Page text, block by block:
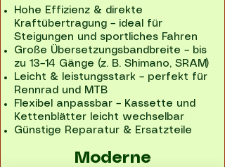
Hohe Effizienz & direkte
Kraftübertragung – ideal für
Steigungen und sportliches Fahren
Große Übersetzungsbandbreite – bis
zu 13–14 Gänge (z. B. Shimano, SRAM)
Leicht & leistungsstark – perfekt für
Rennrad und MTB
Flexibel anpassbar – Kassette und
Kettenblätter leicht wechselbar
Günstige Reparatur & Ersatzteile
Moderne